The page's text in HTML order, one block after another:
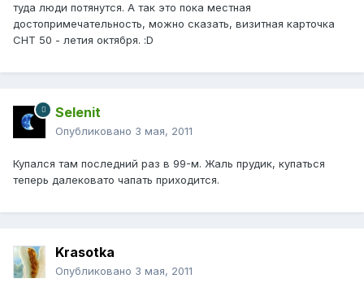
туда люди потянутся. А так это пока местная
достопримечательность, можно сказать, визитная карточка
СНТ 50 - летия октября. :D
Selenit
Опубликовано 3 мая, 2011
Купался там последний раз в 99-м. Жаль прудик, купаться
теперь далековато чапать приходится.
Krasotka
Опубликовано 3 мая, 2011